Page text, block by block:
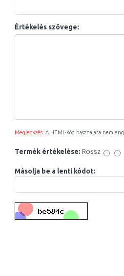
Értékelés szövege:
Megjegyzés: A HTML-kód használata nem
Termék értékelése: Rossz
Másolja be a lenti kódot: